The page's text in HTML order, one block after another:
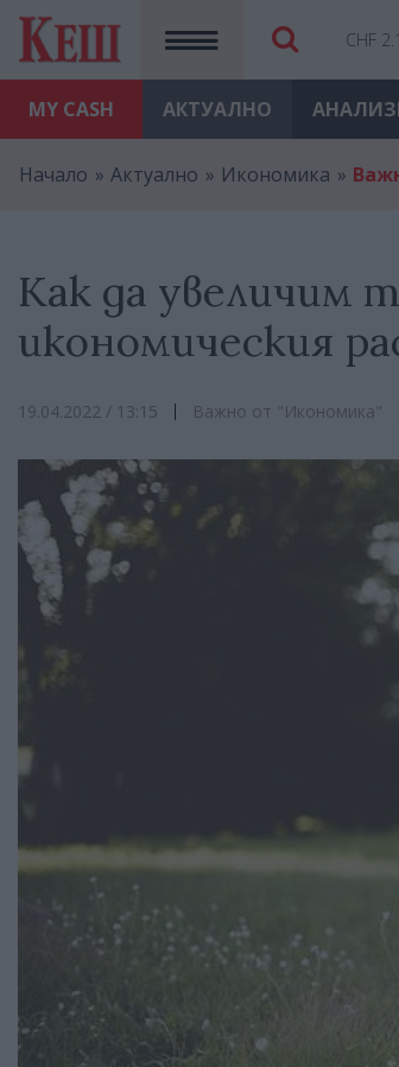
MY CASH
CHF
АКТУАЛНО
Начало Актуално Икономика
Как да увеличим
икономическия
19.04.2022 / 13:15 Важно от "Икономика"